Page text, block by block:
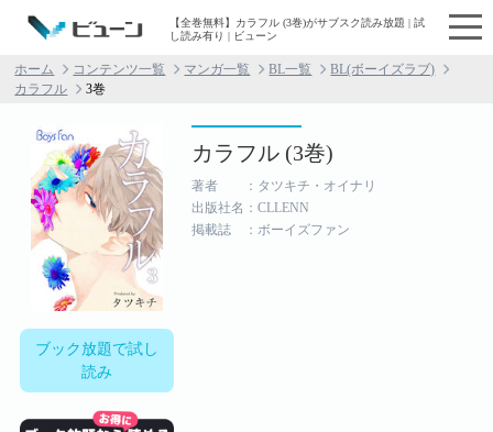
【全巻無料】カラフル (3巻)がサブスク読み放題 | 試
し読み有り | ビューン
ホーム コンテンツ一覧 マンガ一覧 BL一覧
BL(ボーイズラブ)
カラフル
3巻
ブック放題で試し
読み
カラフル (3巻)
著者 ：タツキチ・オイナリ
出版社名：CLLENN
掲載誌 ：ボーイズファン